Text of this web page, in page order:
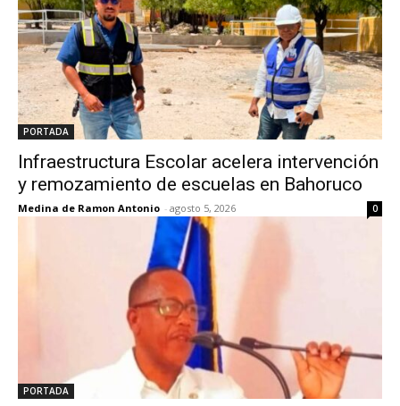
PORTADA
Infraestructura Escolar acelera intervención
y remozamiento de escuelas en Bahoruco
Medina de Ramon Antonio - agosto 5, 2026 0
PORTADA